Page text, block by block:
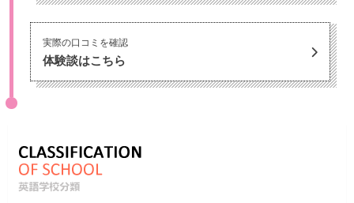
実際の口コミを確認
体験談はこちら